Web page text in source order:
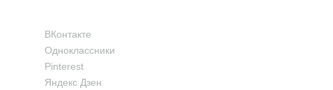
ВКонтакте
Одноклассники
Pinterest
Яндекс Дзен